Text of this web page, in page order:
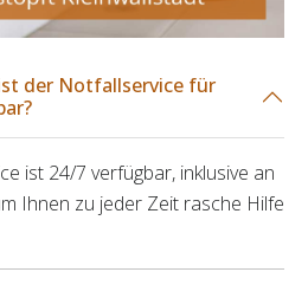
der Notfallservice für
ist 24/7 verfügbar, inklusive an
Ihnen zu jeder Zeit rasche Hilfe